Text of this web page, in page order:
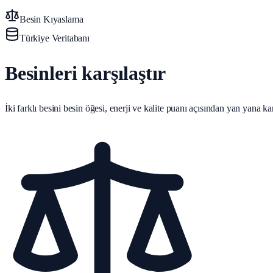
Besin Kıyaslama
Türkiye Veritabanı
Besinleri karşılaştır
İki farklı besini besin öğesi, enerji ve kalite puanı açısından yan yana